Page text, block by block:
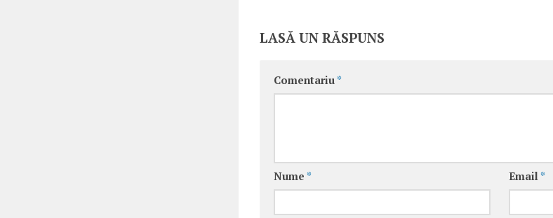
LASĂ UN RĂSPUNS
Comentariu *
Nume * Email *